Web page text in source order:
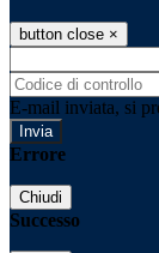
button close ×
E-mail inviata, si
Errore
Chiudi
Successo